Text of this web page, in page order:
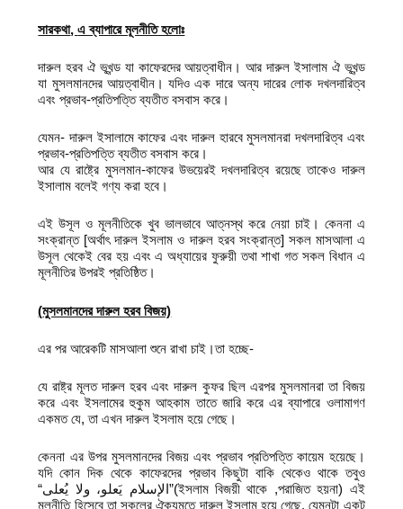
সারকথা,এ ব্যাপারে মূলনীতি হলোঃ
দারুল হরব ঐ ভূখন্ড যা কাফেরদের আয়ত্বাধীন। আর দারুল ইসালাম ঐ ভূখন্ড
যা মুসলমানদের আয়ত্বাধীন। যদিও এক দারে অন্য দারের লোক দখলদারিত্ব
এবং প্রভাব-প্রতিপত্তি ব্যতীত বসবাস করে।
যেমন- দারুল ইসালামে কাফের এবং দারুল হারবে মুসলমানরা দখলদারিত্ব এবং
প্রভাব-প্রতিপত্তি ব্যতীত বসবাস করে।
আর যে রাষ্ট্রে মুসলমান-কাফের উভয়েরই দখলদারিত্ব রয়েছে তাকেও দারুল
ইসালাম বলেই গণ্য করা হবে।
এই উসূল ও মূলনীতিকে খুব ভালভাবে আত্নস্থ করে নেয়া চাই। কেননা এ
সংক্রান্ত [অর্থাৎ দারুল ইসলাম ও দারুল হরব সংক্রান্ত] সকল মাসআলা এ
উসূল থেকেই বের হয় এবং এ অধ্যায়ের ফুরুয়ী তথা শাখা গত সকল বিধান এ
মূলনীতির উপরই প্রতিষ্ঠিত।
(মুসলমানদের দারুল হরব বিজয়)
এর পর আরেকটি মাসআলা শুনে রাখা চাই।তা হচ্ছে-
যে রাষ্ট্র মূলত দারুল হরব এবং দারুল কুফর ছিল এরপর মুসলমানরা তা বিজয়
করে এবং ইসলামের হুকুম আহকাম তাতে জারি করে এর ব্যাপারে ওলামাগণ
একমত যে, তা এখন দারুল ইসলাম হয়ে গেছে।
কেননা এর উপর মুসলমানদের বিজয় এবং প্রভাব প্রতিপত্তি কায়েম হয়েছে।
যদি কোন দিক থেকে কাফেরদের প্রভাব কিছুটা বাকি থেকেও থাকে তবুও
“الإسلام يَعلو، ولا يُعلى”(ইসলাম বিজয়ী থাকে ,পরাজিত হয়না) এই
মূলনীতি হিসেবে তা সকলের ঐক্যমতে দারুল ইসলাম হয়ে গেছে, যেমনটা একটু